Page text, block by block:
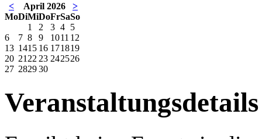
< April 2026
>
MoDiMiDoFrSaSo
1
2 3 4 5
6
7 8 9 1011 12
13 1415 16 171819
20 21 22 23 242526
27 282930